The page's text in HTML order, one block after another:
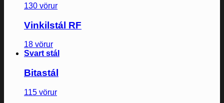
130 vörur
Vinkilstál RF
18 vörur
Svart stál
Bitastál
115 vörur